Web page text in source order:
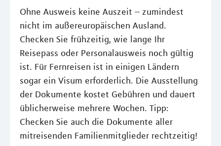
Ohne Ausweis keine Auszeit – zumindest
nicht im außereuropäischen Ausland.
Checken Sie frühzeitig, wie lange Ihr
Reisepass oder Personalausweis noch gültig
ist. Für Fernreisen ist in einigen Ländern
sogar ein Visum erforderlich. Die Ausstellung
der Dokumente kostet Gebühren und dauert
üblicherweise mehrere Wochen. Tipp:
Checken Sie auch die Dokumente aller
mitreisenden Familienmitglieder rechtzeitig!